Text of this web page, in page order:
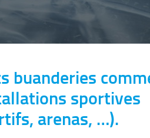
buanderies
sportives
arenas, …).